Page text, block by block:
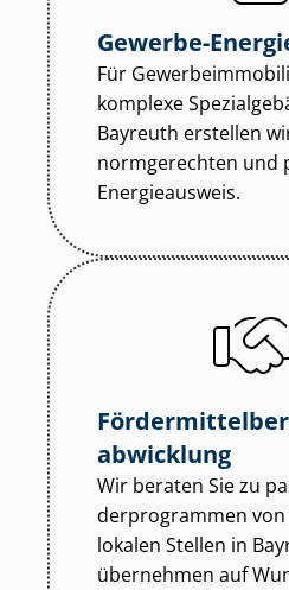
Gewerbe-
Für
komplexe
Bayreuth erstellen
normgerechten und
Energieausweis.
abwicklung
Wir beraten Sie zu
der­pro­gram­men von
lokalen Stellen in
übernehmen auf